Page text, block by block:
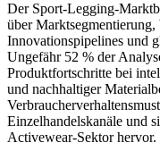
Der Sport-Legging-
über Marktsegmentierung,
Innovationspipelines und
Ungefähr 52 % der
Produktfortschritte bei
und nachhaltiger
Einzelhandelskanäle und
Activewear-Sektor hervor.